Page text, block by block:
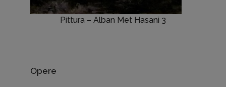
Pittura – Alban Met Hasani 3
Opere